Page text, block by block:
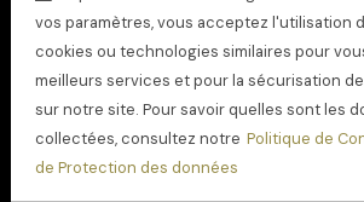
millésime 2019
vos paramètres, vous acceptez l'utilisation
cookies ou technologies similaires pour
meilleurs services et pour la sécurisation
sur notre site. Pour savoir quelles sont les
collectées, consultez notre Politique de
de Protection des données